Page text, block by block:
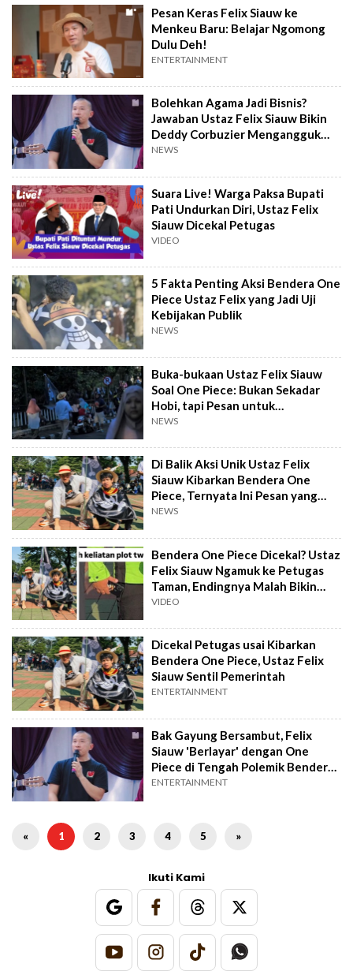
Pesan Keras Felix Siauw ke
Menkeu Baru: Belajar Ngomong
Dulu Deh!
ENTERTAINMENT
Bolehkan Agama Jadi Bisnis?
Jawaban Ustaz Felix Siauw Bikin
Deddy Corbuzier Mengangguk
Paham
NEWS
Suara Live! Warga Paksa Bupati
Pati Undurkan Diri, Ustaz Felix
Siauw Dicekal Petugas
VIDEO
5 Fakta Penting Aksi Bendera One
Piece Ustaz Felix yang Jadi Uji
Kebijakan Publik
NEWS
Buka-bukaan Ustaz Felix Siauw
Soal One Piece: Bukan Sekadar
Hobi, tapi Pesan untuk
Pemerintah
NEWS
Di Balik Aksi Unik Ustaz Felix
Siauw Kibarkan Bendera One
Piece, Ternyata Ini Pesan yang
Disampaikan
NEWS
Bendera One Piece Dicekal? Ustaz
Felix Siauw Ngamuk ke Petugas
Taman, Endingnya Malah Bikin
Ngakak!
VIDEO
Dicekal Petugas usai Kibarkan
Bendera One Piece, Ustaz Felix
Siauw Sentil Pemerintah
ENTERTAINMENT
Bak Gayung Bersambut, Felix
Siauw 'Berlayar' dengan One
Piece di Tengah Polemik Bendera
Jolly Roger
ENTERTAINMENT
« 1 2 3 4 5 »
Ikuti Kami